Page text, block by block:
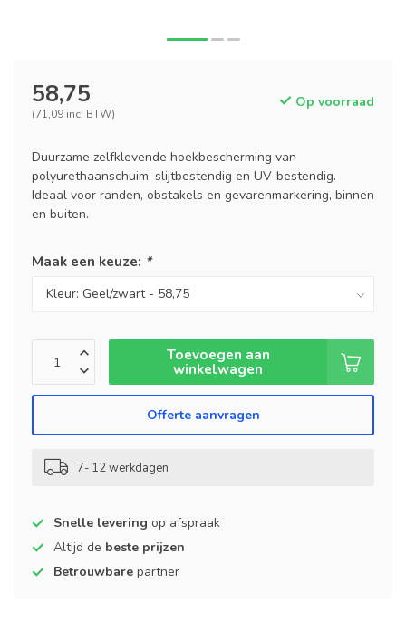
58,75
(71,09 inc. BTW)
Op voorraad
Duurzame zelfklevende hoekbescherming van
polyurethaanschuim, slijtbestendig en UV-bestendig.
Ideaal voor randen, obstakels en gevarenmarkering, binnen
en buiten.
Maak een keuze: *
Toevoegen aan
winkelwagen
Offerte aanvragen
7- 12 werkdagen
Snelle levering op afspraak
Altijd de beste prijzen
Betrouwbare partner